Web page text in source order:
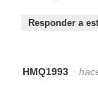
Responder a
HMQ1993 ·